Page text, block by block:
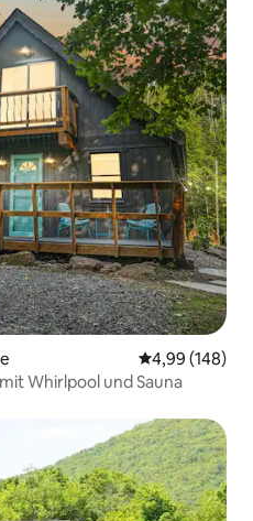
4,99 (148)
Whirlpool und Sauna